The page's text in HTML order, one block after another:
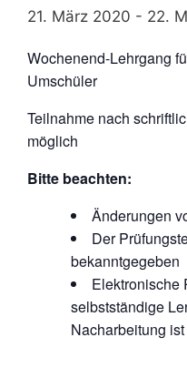
21. März 2020 - 22.
Wochenend-Lehrgang
Umschüler
Teilnahme nach
möglich
Bitte beachten:
Änderungen
Der
bekanntgegeben
Elektronische
selbstständige
Nacharbeitung